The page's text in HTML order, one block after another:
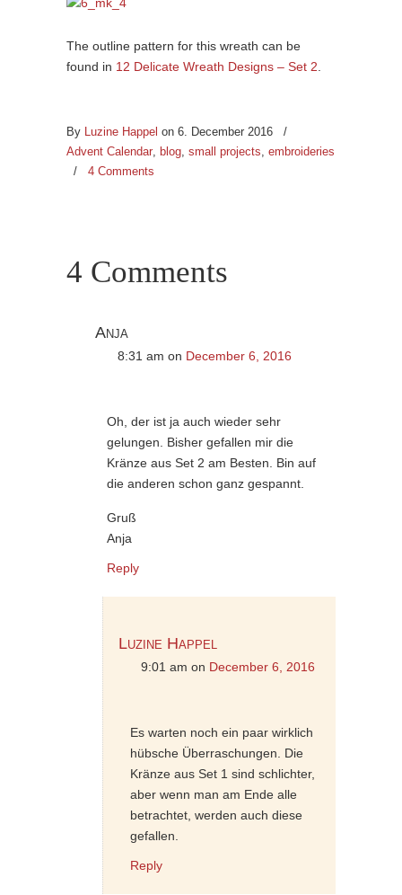
The outline pattern for this wreath can be
found in 12 Delicate Wreath Designs – Set 2
By Luzine Happel on 6. December 2016
/
Advent Calendar, blog, small projects, embroideries
/ 4 Comments
4 Comments
Anja
8:31 am on December 6, 2016
Oh, der ist ja auch wieder sehr
gelungen. Bisher gefallen mir die
Kränze aus Set 2 am Besten. Bin auf
die anderen schon ganz gespannt.
Gruß
Anja
Reply
Luzine Happel
9:01 am on December 6, 2016
Es warten noch ein paar wirklich
hübsche Überraschungen. Die
Kränze aus Set 1 sind schlichter,
aber wenn man am Ende alle
betrachtet, werden auch diese
gefallen.
Reply